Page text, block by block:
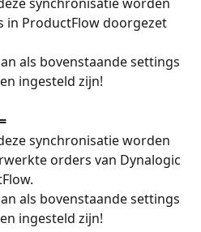
in ProductFlow doorgezet
als bovenstaande settings
ingesteld zijn!
synchronisatie worden
orders van Dynalogic
als bovenstaande settings
ingesteld zijn!